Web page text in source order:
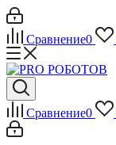
Сравнение0
Сравнение0